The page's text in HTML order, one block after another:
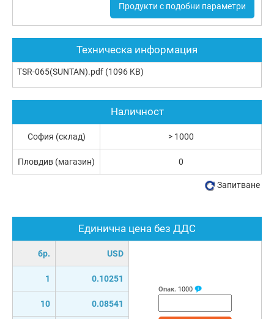
Продукти с подобни параметри
Техническа информация
TSR-065(SUNTAN).pdf (1096 KB)
Единична цена без ДДС
бр. USD
1 0.10251
10 0.08541
Опак. 1000
Наличност
София (склад) > 1000
Пловдив (магазин) 0
Запитване